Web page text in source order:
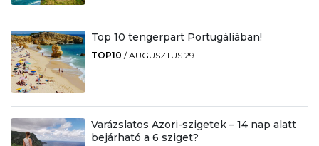
Top 10 tengerpart Portugáliában!
TOP10 /AUGUSZTUS 29.
Varázslatos Azori-szigetek – 14 nap alatt
bejárható a 6 sziget?